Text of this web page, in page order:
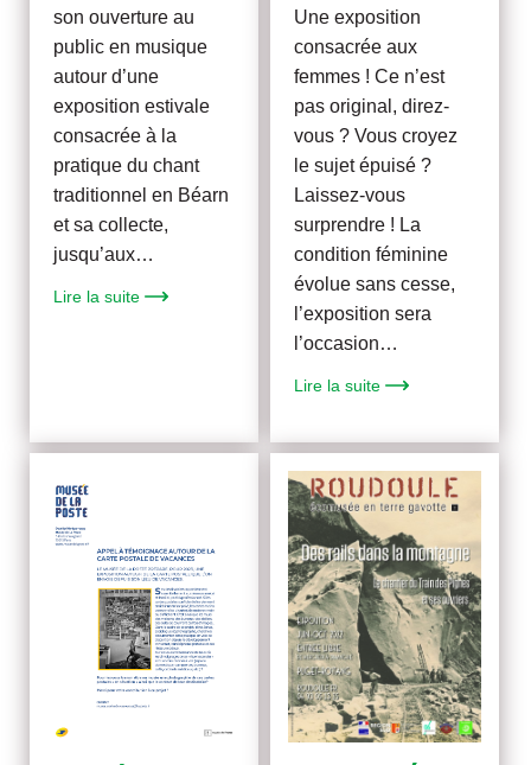
son ouverture au
public en musique
autour d’une
exposition estivale
consacrée à la
pratique du chant
traditionnel en Béarn
et sa collecte,
jusqu’aux…
Lire la suite
Une exposition
consacrée aux
femmes ! Ce n’est
pas original, direz-
vous ? Vous croyez
le sujet épuisé ?
Laissez-vous
surprendre ! La
condition féminine
évolue sans cesse,
l’exposition sera
l’occasion…
Lire la suite